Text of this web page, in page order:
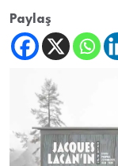
Paylaş